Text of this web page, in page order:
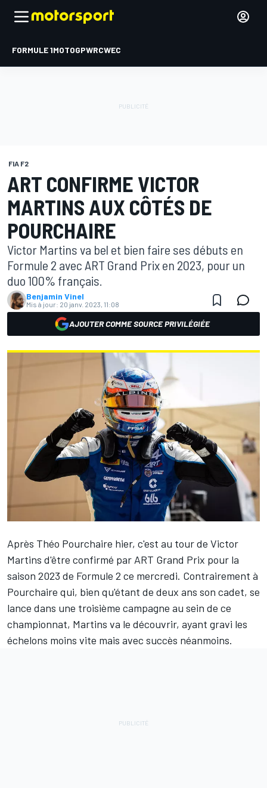
FORMULE 1MOTOGPWRCWEC
FIA F2
ART CONFIRME VICTOR
MARTINS AUX CÔTÉS DE
POURCHAIRE
Victor Martins va bel et bien faire ses débuts en
Formule 2 avec ART Grand Prix en 2023, pour un
duo 100% français.
Benjamin Vinel
Mis à jour: 20 janv. 2023, 11:08
AJOUTER COMME SOURCE PRIVILÉGIÉE
Après Théo Pourchaire hier, c'est au tour de Victor
Martins d'être confirmé par ART Grand Prix pour la
saison 2023 de Formule 2 ce mercredi. Contrairement à
Pourchaire qui, bien qu'étant de deux ans son cadet, se
lance dans une troisième campagne au sein de ce
championnat, Martins va le découvrir, ayant gravi les
échelons moins vite mais avec succès néanmoins.